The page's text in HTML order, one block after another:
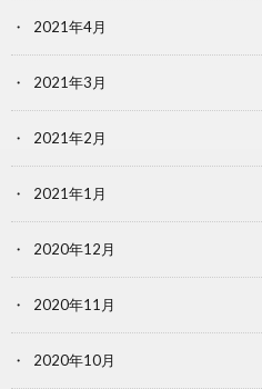
2021年4月
2021年3月
2021年2月
2021年1月
2020年12月
2020年11月
2020年10月